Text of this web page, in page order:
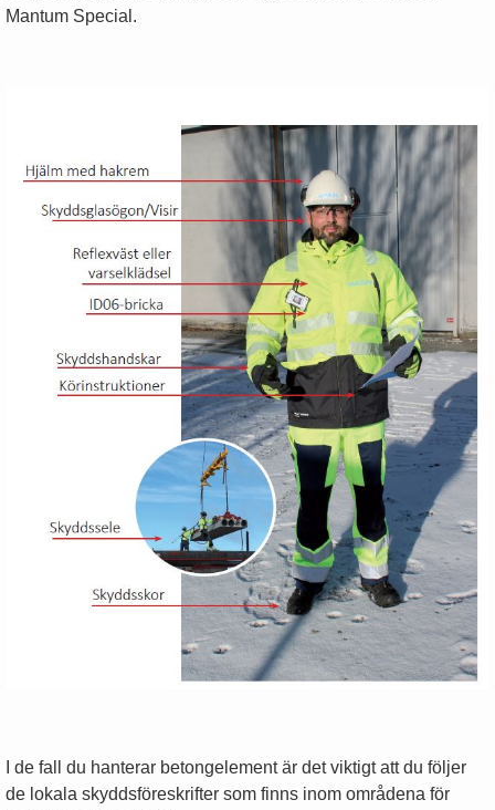
Mantum Special.
I de fall du hanterar betongelement är det viktigt att du följer
de lokala skyddsföreskrifter som finns inom områdena för